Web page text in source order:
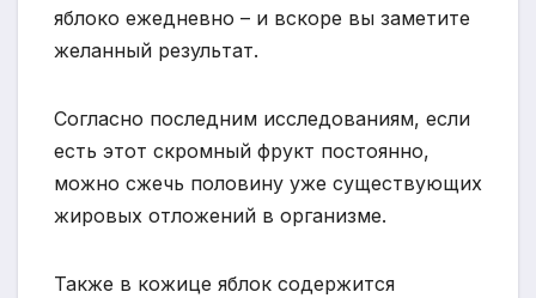
яблоко ежедневно – и вскоре вы заметите
желанный результат.
Согласно последним исследованиям, если
есть этот скромный фрукт постоянно,
можно сжечь половину уже существующих
жировых отложений в организме.
Также в кожице яблок содержится